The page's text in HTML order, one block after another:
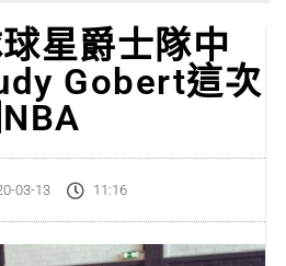
星爵士隊中
Gobert這次
03-13 11:16